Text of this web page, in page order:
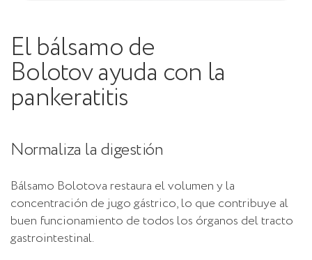
El bálsamo de
Bolotov ayuda con la
pankeratitis
Normaliza la digestión
Bálsamo Bolotova restaura el volumen y la
concentración de jugo gástrico, lo que contribuye al
buen funcionamiento de todos los órganos del tracto
gastrointestinal.